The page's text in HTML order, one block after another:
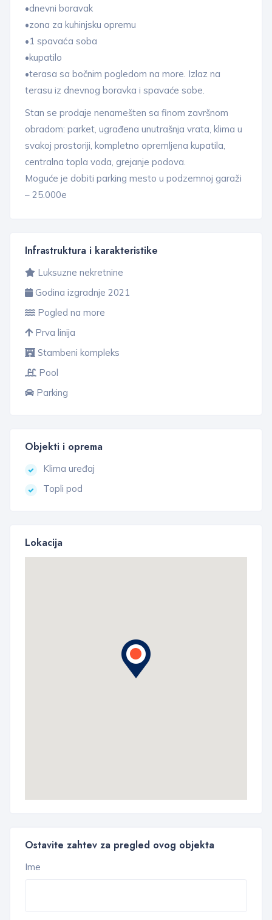
•dnevni boravak
•zona za kuhinjsku opremu
•1 spavaća soba
•kupatilo
•terasa sa bočnim pogledom na more. Izlaz na
terasu iz dnevnog boravka i spavaće sobe.
Stan se prodaje nenamešten sa finom završnom
obradom: parket, ugrađena unutrašnja vrata, klima u
svakoj prostoriji, kompletno opremljena kupatila,
centralna topla voda, grejanje podova.
Moguće je dobiti parking mesto u podzemnoj garaži
– 25.000e
Infrastruktura i karakteristike
Luksuzne nekretnine
Godina izgradnje 2021
Pogled na more
Prva linija
Stambeni kompleks
Pool
Parking
Objekti i oprema
Klima uređaj
Topli pod
Lokacija
Ostavite zahtev za pregled ovog objekta
Ime